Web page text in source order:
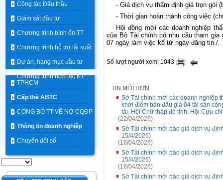
Công tác Đấu thầu
Giám sát đầu tư
Chương trình bình ổn TT
Chương trình hỗ trợ lãi suất
Dự án, hạng mục đầu tư
Chương trình hợp tác KT
TPHCM
Cấp thẻ ABTC
CÔNG BỐ TT VỀ NỢ CQĐP
Thông tin doanh nghiệp
Chuyển đổi số
- Giá dịch vụ thẩm định giá trọn gói
- Thời gian hoàn thành công việc
Hội đồng mời các doanh nghiệp
của Bộ Tài chính có nhu cầu tham gia
07 ngày làm việc kể từ ngày đăng tin./.
Số lượt người xem: 1043
TIN MỚI HƠN
Sở Tài chính mời các doanh nghiệp
khởi điểm bán đấu giá 04 tài sản
tải, Hội Chữ thập đỏ tỉnh, Hội Cựu
(22/04/2026)
Sở Tài chính mời báo giá dịch vụ
15/4/2026)
(16/04/2026)
Sở Tài chính mời báo giá dịch vụ
15/4/2026)
(16/04/2026)
Sở Tài chính mời báo giá dịch vụ